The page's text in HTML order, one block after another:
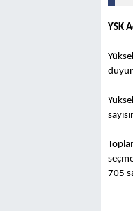
YSK
705